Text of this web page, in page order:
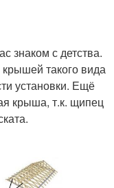
знаком с детства.
такого вида
установки. Ещё
крыша, т.к. щипец